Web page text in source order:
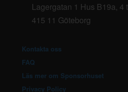
Lagergatan 1 Hus B19a, 4
415 11 Göteborg
Kontakta oss
FAQ
Läs mer om Sponsorhuset
Privacy Policy